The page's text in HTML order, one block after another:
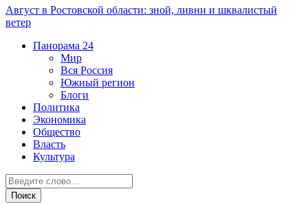
Август в Ростовской области: зной, ливни и шквалистый
ветер
Панорама 24
Мир
Вся Россия
Южный регион
Блоги
Политика
Экономика
Общество
Власть
Культура